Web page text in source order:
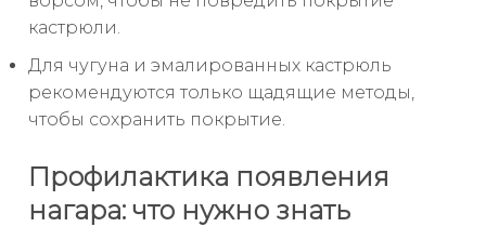
кастрюли.
Для чугуна и эмалированных кастрюль
рекомендуются только щадящие методы,
чтобы сохранить покрытие.
Профилактика появления
нагара: что нужно знать